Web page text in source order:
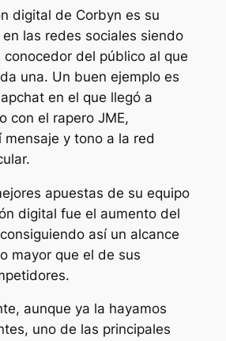
digital de Corbyn es su
las redes sociales siendo
del público al que
una. Un buen ejemplo es
en el que llegó a
con el rapero JME,
y tono a la red
apuestas de su equipo
digital fue el aumento del
así un alcance
mayor que el de sus
aunque ya la hayamos
uno de las principales